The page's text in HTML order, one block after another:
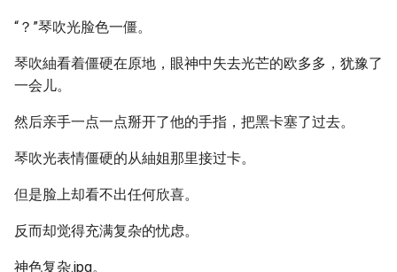
“？”琴吹光脸色一僵。
琴吹紬看着僵硬在原地，眼神中失去光芒的欧多多，犹豫了
一会儿。
然后亲手一点一点掰开了他的手指，把黑卡塞了过去。
琴吹光表情僵硬的从紬姐那里接过卡。
但是脸上却看不出任何欣喜。
反而却觉得充满复杂的忧虑。
神色复杂.jpg。